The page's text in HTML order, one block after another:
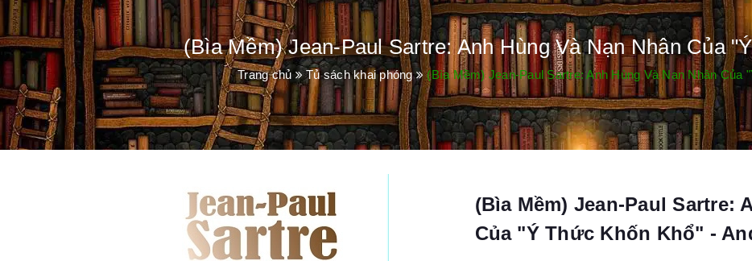
(Bìa Mềm) Jean-Paul Sartre: Anh Hùng Và Nạn Nhân Của
Trang chủ Tủ sách khai phóng (Bìa Mềm) Jean-Paul Sartre: Anh Hùng Và Nạn Nhân Của
(Bìa Mềm) Jean-Paul Sartre:
Của "Ý Thức Khốn Khổ" -